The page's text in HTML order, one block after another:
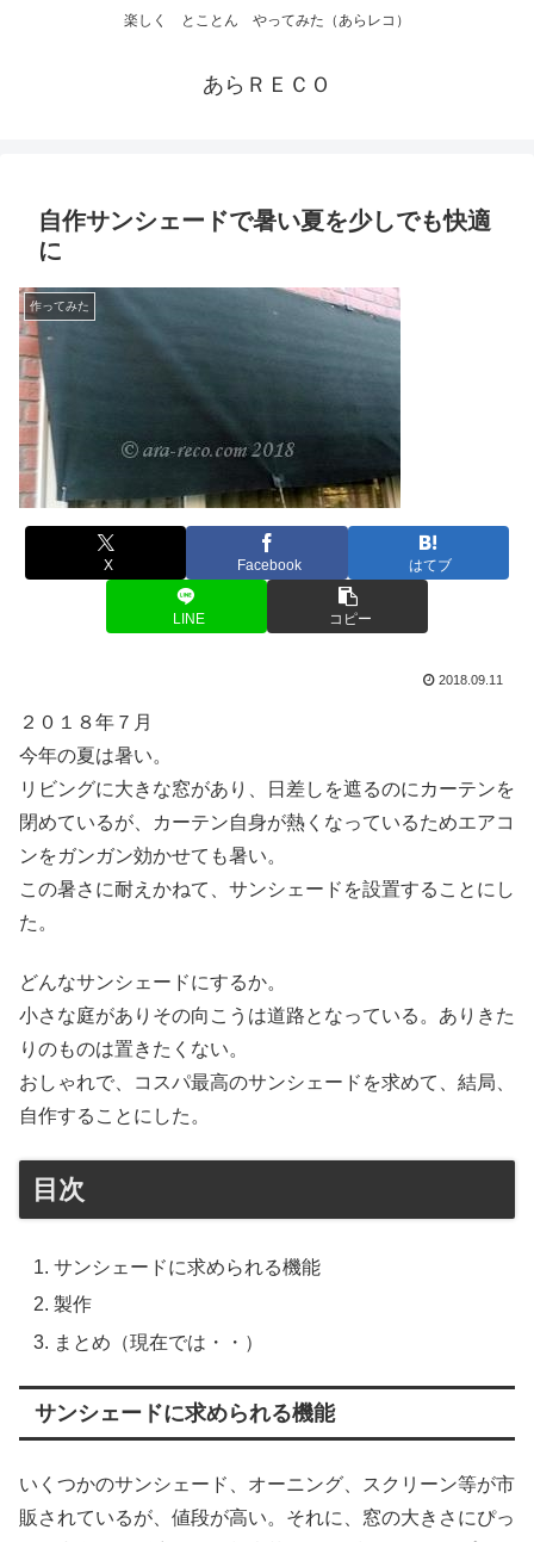
楽しく とことん やってみた（あらレコ）
あらＲＥＣＯ
自作サンシェードで暑い夏を少しでも快適
に
作ってみた
X Facebook はてブ
LINE コピー
2018.09.11
２０１８年７月
今年の夏は暑い。
リビングに大きな窓があり、日差しを遮るのにカーテンを
閉めているが、カーテン自身が熱くなっているためエアコ
ンをガンガン効かせても暑い。
この暑さに耐えかねて、サンシェードを設置することにし
た。
どんなサンシェードにするか。
小さな庭がありその向こうは道路となっている。ありきた
りのものは置きたくない。
おしゃれで、コスパ最高のサンシェードを求めて、結局、
自作することにした。
目次
サンシェードに求められる機能
製作
まとめ（現在では・・）
サンシェードに求められる機能
いくつかのサンシェード、オーニング、スクリーン等が市
販されているが、値段が高い。それに、窓の大きさにぴっ